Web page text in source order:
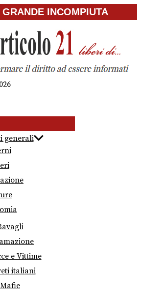
INCOMPIUTA
generali
e Vittime
italiani
Mafie